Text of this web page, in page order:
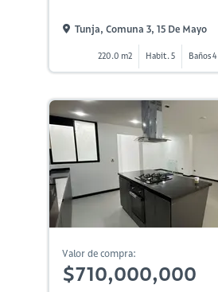
Tunja, Comuna 3, 15 De Mayo
220.0 m2 Habit. 5 Baños 4
Valor de compra:
$710,000,000